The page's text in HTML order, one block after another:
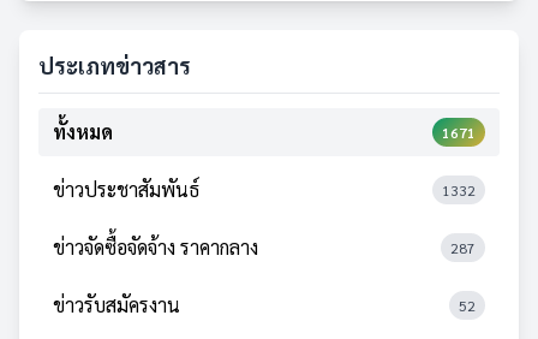
ประเภทข่าวสาร
ทั้งหมด 1671
ข่าวประชาสัมพันธ์ 1332
ข่าวจัดซื้อจัดจ้าง ราคากลาง 287
ข่าวรับสมัครงาน 52